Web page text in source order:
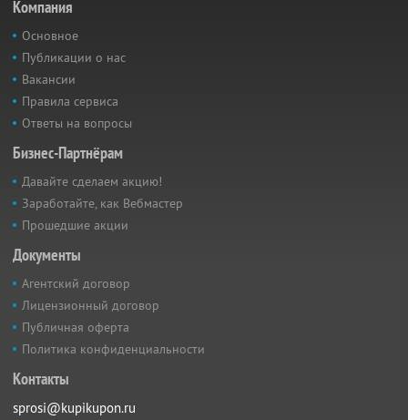
Компания
Основное
Публикации о нас
Вакансии
Правила сервиса
Ответы на вопросы
Бизнес-Партнёрам
Давайте сделаем акцию!
Заработайте, как Вебмастер
Прошедшие акции
Документы
Агентский договор
Лицензионный договор
Публичная оферта
Политика конфиденциальности
Контакты
sprosi@kupikupon.ru